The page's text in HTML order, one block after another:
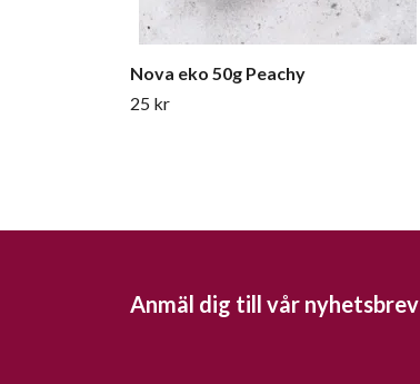
Nova eko 50g Peachy
25 kr
Anmäl dig till vår nyhetsbrev